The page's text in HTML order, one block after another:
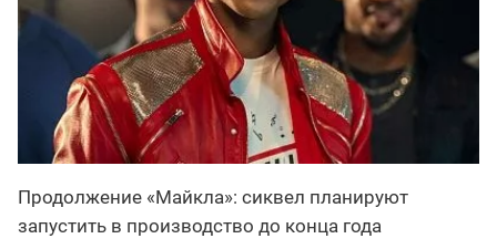
Продолжение «Майкла»: сиквел планируют
запустить в производство до конца года